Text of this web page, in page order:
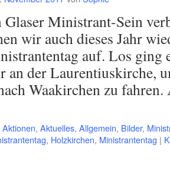
Ministrant-Sein
wir auch dieses Jahr
auf. Los ging
an der Laurentiuskirche,
Waakirchen zu
Aktionen, Aktuelles, Allgemein, Bilder,
, Holzkirchen, Ministrantentag |